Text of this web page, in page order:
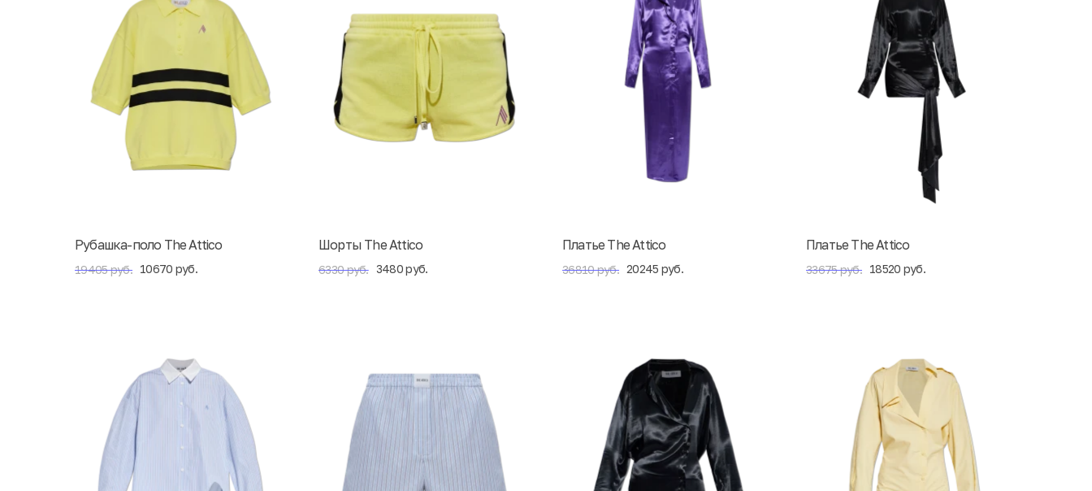
Рубашка-поло The Attico
19405 руб. 10670 руб.
Шорты The Attico
6330 руб. 3480 руб.
Платье The Attico
36810 руб. 20245 руб.
Платье The Attico
33675 руб. 18520 руб.